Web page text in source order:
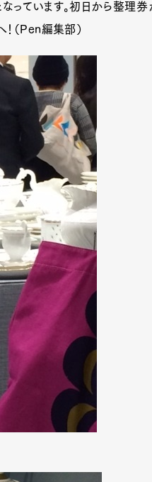
Art&Design
Cars
Magazine
っています。初日から整理
（Pen編集部）